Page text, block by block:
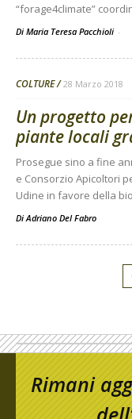
“forage4climate”
Di Maria Teresa Pacchioli -
COLTURE 28 Marzo 2018
Un progetto
piante locali
Prosegue sino a fine
e Consorzio Apicoltori
Udine in favore della
Di Adriano Del Fabro
Rimani